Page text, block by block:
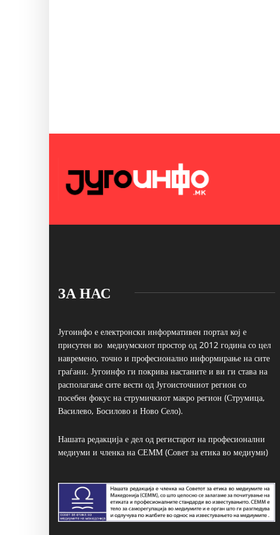
ЗА НАС
Југоинфо е електронски информативен портал кој е
присутен во медиумскиот простор од 2012 година со цел
навремено, точно и професионално информирање на сите
граѓани. Југоинфо ги покрива настаните и ви ги става на
располагање сите вести од Југоисточниот регион со
посебен фокус на струмичкиот макро регион (Струмица,
Василево, Босилово и Ново Село).
Нашата редакција е дел од регистарот на професионални
медиуми и членка на СЕММ (Совет за етика во медиуми)